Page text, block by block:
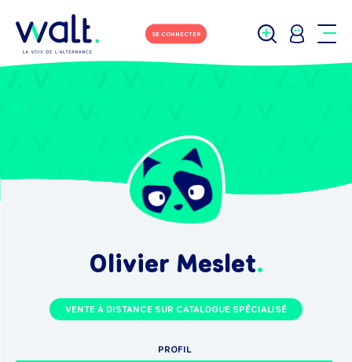
SE CONNECTER
Olivier Meslet
VENTE À DISTANCE SUR CATALOGUE SPÉCIALISÉ
PROFIL